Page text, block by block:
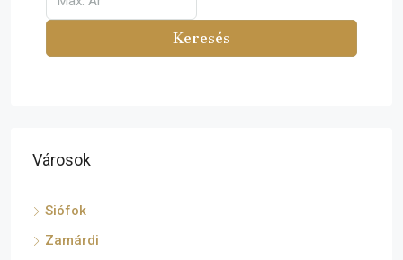
Keresés
Városok
Siófok
Zamárdi